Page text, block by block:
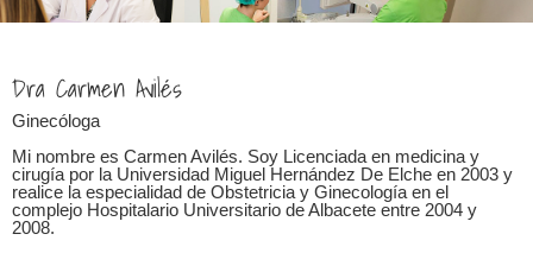
Dra Carmen Avilés
Ginecóloga
Mi nombre es Carmen Avilés. Soy Licenciada en medicina y
cirugía por la Universidad Miguel Hernández De Elche en 2003 y
realice la especialidad de Obstetricia y Ginecología en el
complejo Hospitalario Universitario de Albacete entre 2004 y
2008.